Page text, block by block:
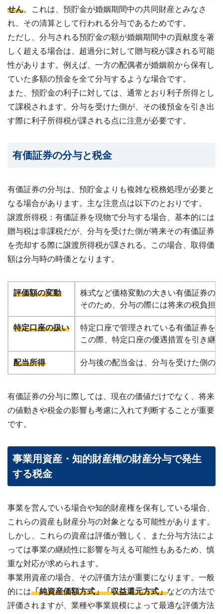
せん。これは、預貯金が婚姻期間中の共同財産とみなさ
れ、その清算として行われる分与であるためです。
ただし、分与される預貯金の額が婚姻期間中の貢献度を著
しく超える場合は、超過分に対して贈与税が課される可能
性があります。例えば、一方の配偶者が婚姻前から保有し
ていた多額の預金を全て分与するような場合です。
また、預貯金の利子に対しては、通常とおり利子所得とし
て課税されます。分与を受けた側が、その後預金を引き出
す際に利子所得税が課される点に注意が必要です。
有価証券の分与と税金
有価証券の分与は、預貯金よりも複雑な税務処理が必要と
なる場合があります。主な注意点は以下のとおりです。
譲渡所得税：有価証券を現物で分与する場合、基本的には
贈与税は非課税だが、分与を受けた側が将来その有価証券
を売却する際に譲渡所得税が課される。この場合、取得価
額は分与時の時価となります。
評価額の変動
株式など価格変動の大きい有価証券の
そのため、分与の際には将来の税負担
特定口座の扱い
特定口座で管理されている有価証券を
この際、特定口座の優遇措置を引き継
配当所得 分与後の配当金は、分与を受けた側の
有価証券の分与に際しては、現在の価値だけでなく、将来
の値動きや税金の影響も考慮に入れて判断することが重要
です。
事業用資産・知的財産権の財産分与で発生
する税金
事業を営んでいる場合や知的財産権を保有している場合、
これらの資産も財産分与の対象となる可能性があります。
しかし、これらの資産は評価が難しく、また分与方法によ
っては事業の継続性に影響を与える可能性もあるため、慎
重な対応が求められます。
事業用資産の場合、その評価方法が重要になります。一般
的には「純資産価額方式」「収益還元方式」などの方法で
評価されますが、業種や事業規模によって最適な評価方法